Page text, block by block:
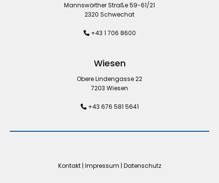
Mannswörther Straße 59-61/21
2320 Schwechat
 +43 1 706 8600
Wiesen
Obere Lindengasse 22
7203 Wiesen
 +43 676 581 5641
Kontakt| Impressum | Datenschutz